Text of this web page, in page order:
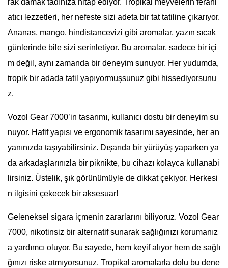
rak damak tadınıza hitap ediyor. Tropikal meyvelerin ferahl
atıcı lezzetleri, her nefeste sizi adeta bir tat tatiline çıkarıyor.
Ananas, mango, hindistancevizi gibi aromalar, yazın sıcak
günlerinde bile sizi serinletiyor. Bu aromalar, sadece bir içi
m değil, aynı zamanda bir deneyim sunuyor. Her yudumda,
tropik bir adada tatil yapıyormuşsunuz gibi hissediyorsunu
z.
Vozol Gear 7000’in tasarımı, kullanıcı dostu bir deneyim su
nuyor. Hafif yapısı ve ergonomik tasarımı sayesinde, her an
yanınızda taşıyabilirsiniz. Dışarıda bir yürüyüş yaparken ya
da arkadaşlarınızla bir piknikte, bu cihazı kolayca kullanabi
lirsiniz. Üstelik, şık görünümüyle de dikkat çekiyor. Herkesi
n ilgisini çekecek bir aksesuar!
Geleneksel sigara içmenin zararlarını biliyoruz. Vozol Gear
7000, nikotinsiz bir alternatif sunarak sağlığınızı korumanız
a yardımcı oluyor. Bu sayede, hem keyif alıyor hem de sağlı
ğınızı riske atmıyorsunuz. Tropikal aromalarla dolu bu dene